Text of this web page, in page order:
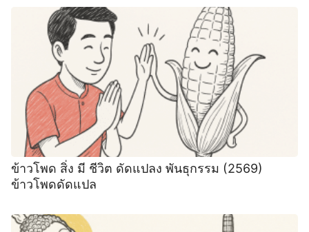
ข้าวโพด สิ่ง มี ชีวิต ดัดแปลง พันธุกรรม (2569)
ข้าวโพดดัดแปล